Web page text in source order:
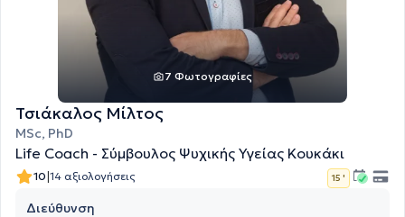
7 Φωτογραφίες
Τσιάκαλος Μίλτος
MSc, PhD
Life Coach - Σύμβουλος Ψυχικής Υγείας Κουκάκι
10|14 αξιολογήσεις 15 '
Διεύθυνση